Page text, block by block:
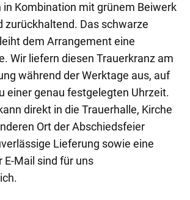
Kombination mit grünem Beiwerk
zurückhaltend. Das schwarze
dem Arrangement eine
Wir liefern diesen Trauerkranz am
während der Werktage aus, auf
einer genau festgelegten Uhrzeit.
direkt in die Trauerhalle, Kirche
Ort der Abschiedsfeier
Lieferung sowie eine
E-Mail sind für uns